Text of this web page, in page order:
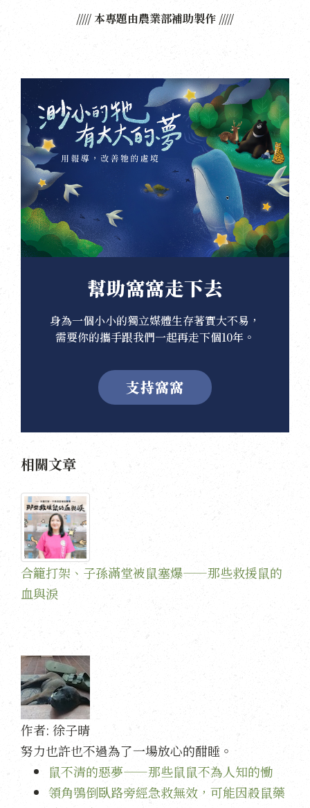
///// 本專題由農業部補助製作 /////
幫助窩窩走下去
身為一個小小的獨立媒體生存著實大不易，
需要你的攜手跟我們一起再走下個10年。
支持窩窩
相關文章
合籠打架、子孫滿堂被鼠塞爆——那些救援鼠的
血與淚
作者: 徐子晴
努力也許也不過為了一場放心的酣睡。
鼠不清的惡夢——那些鼠鼠不為人知的慟
領角鴞倒臥路旁經急救無效，可能因殺鼠藥